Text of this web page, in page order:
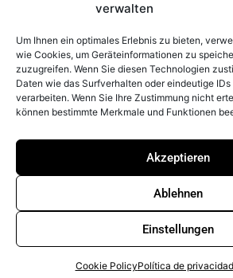
verwalten
Um Ihnen ein optimales Erlebnis zu bieten,
wie Cookies, um Geräteinformationen zu
zuzugreifen. Wenn Sie diesen Technologien
Daten wie das Surfverhalten oder eindeutige
verarbeiten. Wenn Sie Ihre Zustimmung nicht
können bestimmte Merkmale und Funktionen
Akzeptieren
Ablehnen
Einstellungen
Cookie PolicyPolítica de privacidad
CONTACTO
Peter Prinzing
GmbH
Siechenlach 2
89173 Lonsee-
+49 7336
96100
© 2026 Peter Prinzing GmbH